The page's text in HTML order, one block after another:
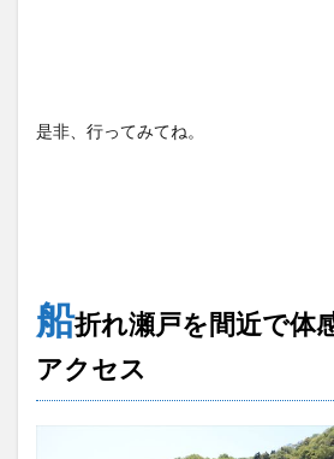
是非、行ってみてね。
船折れ瀬戸を間近で体
アクセス